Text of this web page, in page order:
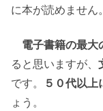
に本が読めません。
電子書籍の最大
ると思いますが、
です。
５０代以
ょう。